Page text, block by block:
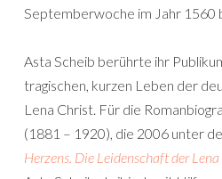
Septemberwoche im Jahr 1560
Asta Scheib berührte ihr
tragischen, kurzen Leben der
Lena Christ. Für die
(1881 – 1920), die 2006 unter
Herzens. Die Leidenschaft der